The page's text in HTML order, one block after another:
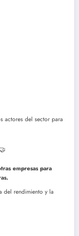
actores del sector para
🤝
empresas para
del rendimiento y la